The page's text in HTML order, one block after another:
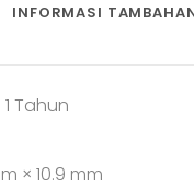
INFORMASI
Tahun
× 10.9 mm